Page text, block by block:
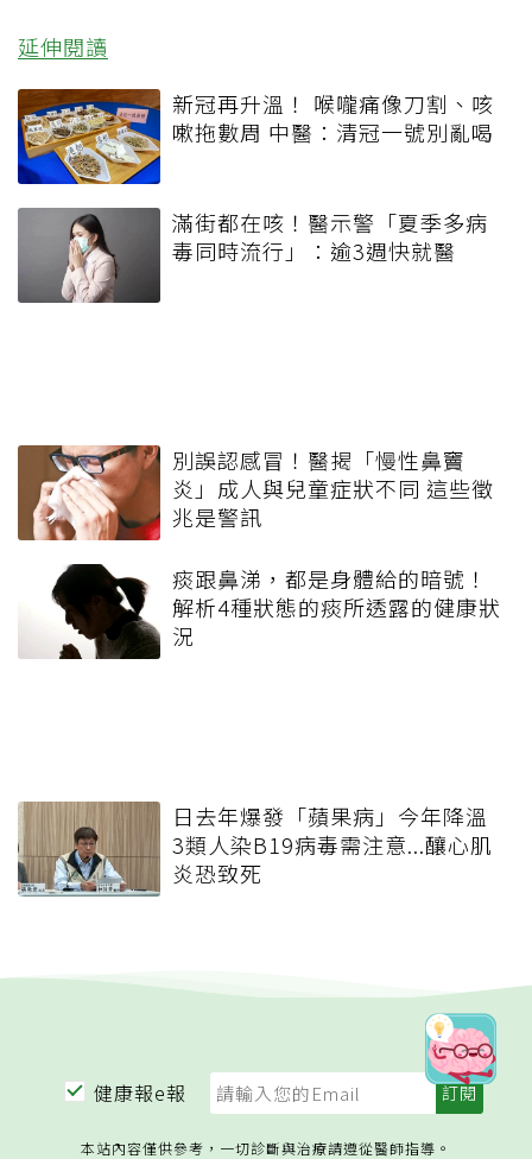
延伸閱讀
新冠再升溫！ 喉嚨痛像刀割、咳
嗽拖數周 中醫：清冠一號別亂喝
滿街都在咳！醫示警「夏季多病
毒同時流行」：逾3週快就醫
別誤認感冒！醫揭「慢性鼻竇
炎」成人與兒童症狀不同 這些徵
兆是警訊
痰跟鼻涕，都是身體給的暗號！
解析4種狀態的痰所透露的健康狀
況
日去年爆發「蘋果病」今年降溫
3類人染B19病毒需注意...釀心肌
炎恐致死
健康報e報
本站內容僅供參考，一切診斷與治療請遵從醫師指導。